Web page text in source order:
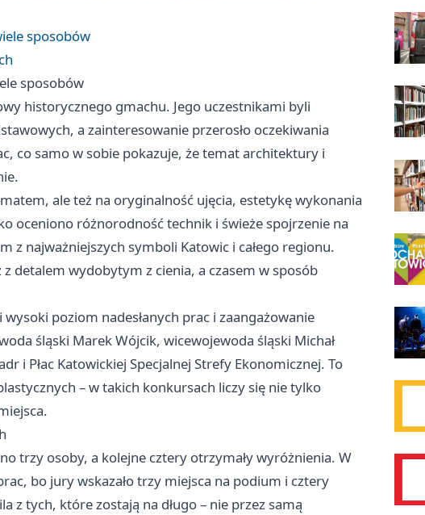
sposobów
sposobów
historycznego gmachu. Jego uczestnikami byli
a zainteresowanie przerosło oczekiwania
co samo w sobie pokazuje, że temat architektury i
ale też na oryginalność ujęcia, estetykę wykonania
oceniono różnorodność technik i świeże spojrzenie na
z najważniejszych symboli Katowic i całego regionu.
detalem wydobytym z cienia, a czasem w sposób
poziom nadesłanych prac i zaangażowanie
śląski Marek Wójcik, wicewojewoda śląski Michał
i Płac Katowickiej Specjalnej Strefy Ekonomicznej. To
– w takich konkursach liczy się nie tylko
trzy osoby, a kolejne cztery otrzymały wyróżnienia. W
bo jury wskazało trzy miejsca na podium i cztery
z tych, które zostają na długo – nie przez samą